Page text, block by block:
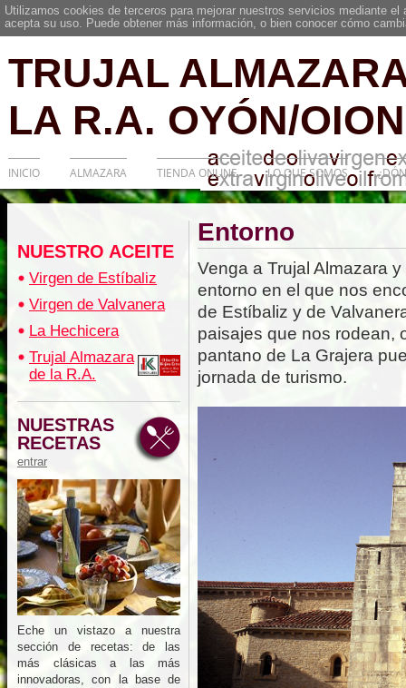
Utilizamos cookies de terceros para mejorar nuestros servicios mediante
acepta su uso. Puede obtener más información, o bien conocer cómo
TRUJAL
LA R.A. OYÓN/OION
INICIO ALMAZARA TIENDA ONLINE LO QUE SOMOS
NUESTRO ACEITE
Virgen de Estíbaliz
Virgen de Valvanera
La Hechicera
Trujal Almazara
de la R.A.
NUESTRAS
RECETAS
entrar
Eche un vistazo a nuestra
sección de recetas: de las
más clásicas a las más
innovadoras, con la base de
Entorno
Venga a Trujal Almazara
entorno en el que nos
de Estíbaliz y de
paisajes que nos rodean,
pantano de La Grajera
jornada de turismo.